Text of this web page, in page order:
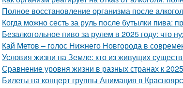
Полное восстановление организма после
Когда можно сесть за руль после бутылки пива:
Безалкогольное пиво за рулем в 2025 году: что
Кай Метов – голос Нижнего Новгорода в
Условия жизни на Земле: кто из живущих
Сравнение уровня жизни в разных странах к
Билеты на концерт группы Анимация в